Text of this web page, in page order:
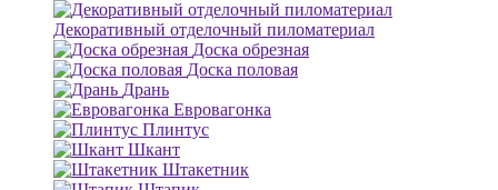
Декоративный отделочный пиломатериал
Доска обрезная
Доска половая
Дрань
Евровагонка
Плинтус
Шкант
Штакетник